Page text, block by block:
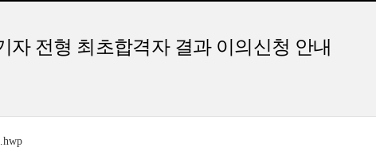
자 전형 최초합격자 결과 이의신청 안내